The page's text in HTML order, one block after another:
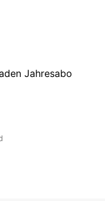
Jahresabo